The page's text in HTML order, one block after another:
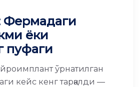
Фермадаги
ёки
пуфаги
ўрнатилган
кейс кенг тарқалди —